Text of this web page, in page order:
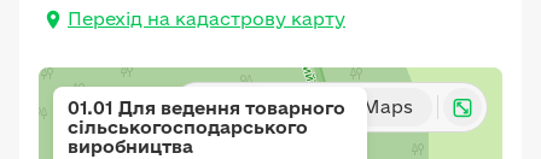
Перехід на кадастрову карту
Карта Google Maps
01.01 Для ведення товарного
сільськогосподарського
виробництва